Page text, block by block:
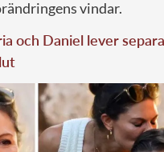
vindar.
och Daniel lever